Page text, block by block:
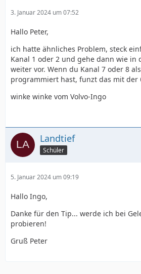
3. Januar 2024 um 07:52
Hallo Peter,
ich hatte ähnliches Problem, steck
Kanal 1 oder 2 und gehe dann wie in
weiter vor. Wenn du Kanal 7 oder 8
programmiert hast, funzt das mit der
winke winke vom Volvo-Ingo
Landtief
Schüler
5. Januar 2024 um 09:19
Hallo Ingo,
Danke für den Tip... werde ich bei
probieren!
Gruß Peter